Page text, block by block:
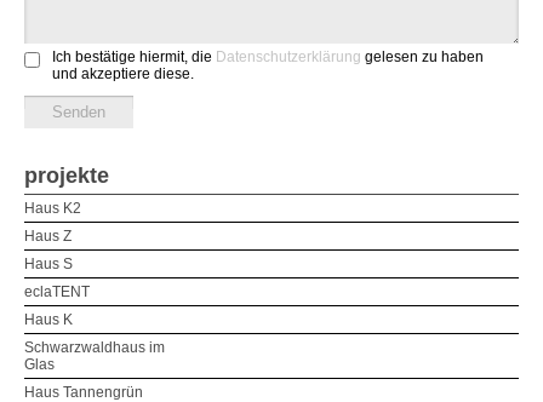
Ich bestätige hiermit, die Datenschutzerklärung gelesen zu haben
und akzeptiere diese.
projekte
Haus K2
Haus Z
Haus S
eclaTENT
Haus K
Schwarzwaldhaus im
Glas
Haus Tannengrün